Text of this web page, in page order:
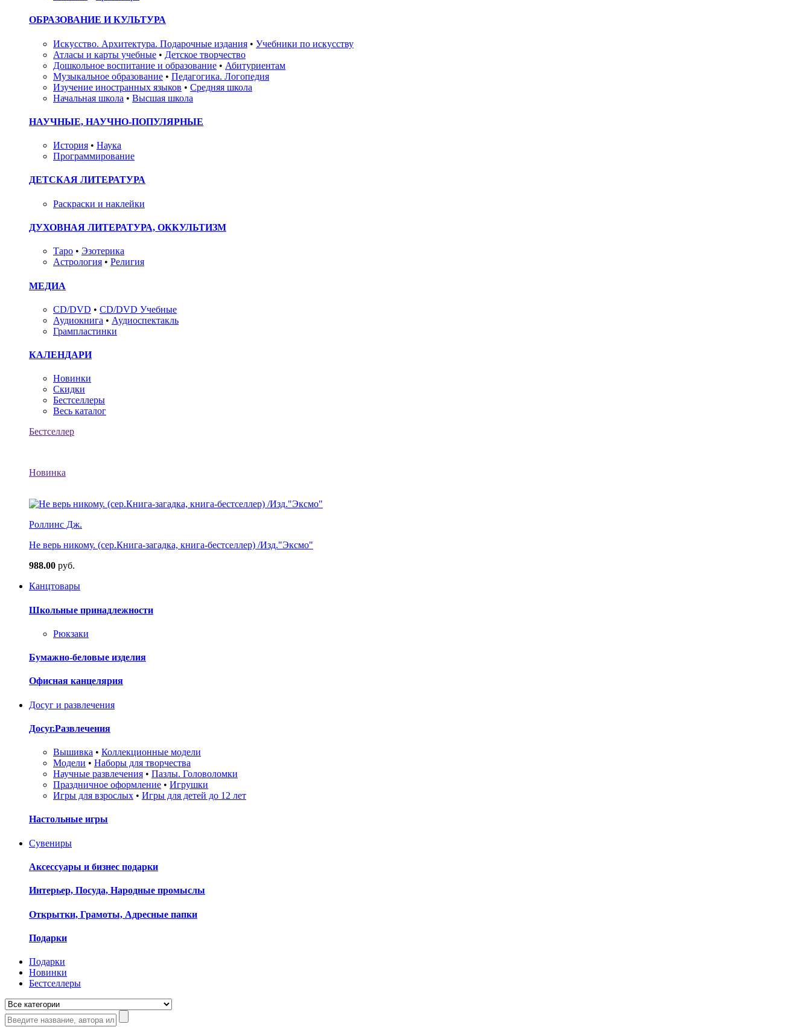
ОБРАЗОВАНИЕ И КУЛЬТУРА
Искусство. Архитектура. Подарочные издания • Учебники по искусству
Атласы и карты учебные • Детское творчество
Дошкольное воспитание и образование • Абитуриентам
Музыкальное образование • Педагогика. Логопедия
Изучение иностранных языков • Средняя школа
Начальная школа • Высшая школа
НАУЧНЫЕ, НАУЧНО-ПОПУЛЯРНЫЕ
История • Наука
Программирование
ДЕТСКАЯ ЛИТЕРАТУРА
Раскраски и наклейки
ДУХОВНАЯ ЛИТЕРАТУРА, ОККУЛЬТИЗМ
Таро • Эзотерика
Астрология • Религия
МЕДИА
CD/DVD • CD/DVD Учебные
Аудиокнига • Аудиоспектакль
Грампластинки
КАЛЕНДАРИ
Новинки
Скидки
Бестселлеры
Весь каталог
Бестселлер
Новинка
Роллинс Дж.
Не верь никому. (сер.Книга-загадка, книга-бестселлер) /Изд."Эксмо"
988.00 руб.
Канцтовары
Школьные принадлежности
Рюкзаки
Бумажно-беловые изделия
Офисная канцелярия
Досуг и развлечения
Досуг.Развлечения
Вышивка • Коллекционные модели
Модели • Наборы для творчества
Научные развлечения • Пазлы. Головоломки
Праздничное оформление • Игрушки
Игры для взрослых • Игры для детей до 12 лет
Настольные игры
Сувениры
Аксессуары и бизнес подарки
Интерьер, Посуда, Народные промыслы
Открытки, Грамоты, Адресные папки
Подарки
Подарки
Новинки
Бестселлеры